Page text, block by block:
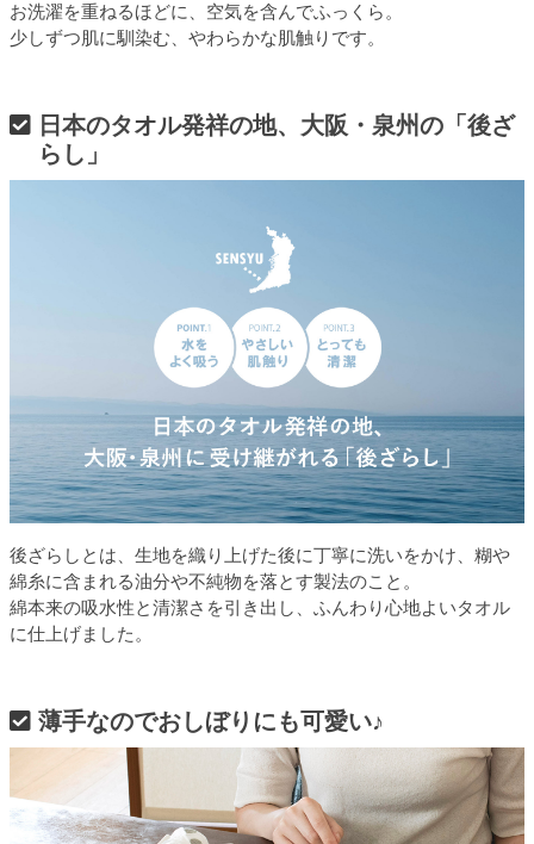
お洗濯を重ねるほどに、空気を含んでふっくら。
少しずつ肌に馴染む、やわらかな肌触りです。
日本のタオル発祥の地、大阪・泉州の「後ざ
らし」
後ざらしとは、生地を織り上げた後に丁寧に洗いをかけ、糊や
綿糸に含まれる油分や不純物を落とす製法のこと。
綿本来の吸水性と清潔さを引き出し、ふんわり心地よいタオル
に仕上げました。
薄手なのでおしぼりにも可愛い♪